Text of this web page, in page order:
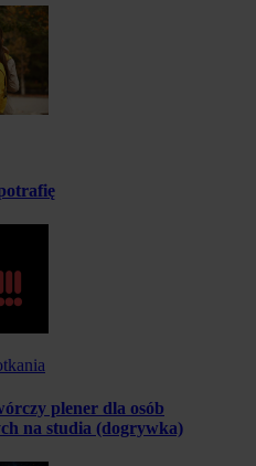
plener dla osób
na studia (dogrywka)